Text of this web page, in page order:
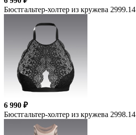
Бюстгальтер-холтер из кружева 2999.14
6 990 ₽
Бюстгальтер-холтер из кружева 2998.14